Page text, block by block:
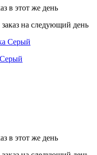
в этот же день
заказ на следующий день
в этот же день